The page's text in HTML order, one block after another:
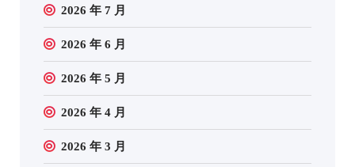
2026 年 7 月
2026 年 6 月
2026 年 5 月
2026 年 4 月
2026 年 3 月